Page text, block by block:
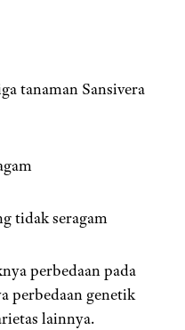
tanaman Sansivera
tidak seragam
perbedaan pada
perbedaan genetik
lainnya.